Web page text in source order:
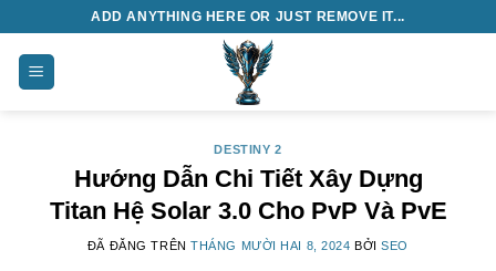
ADD ANYTHING HERE OR JUST REMOVE IT...
DESTINY 2
Hướng Dẫn Chi Tiết Xây Dựng
Titan Hệ Solar 3.0 Cho PvP Và PvE
ĐÃ ĐĂNG TRÊNTHÁNG MƯỜI HAI 8, 2024 BỞISEO